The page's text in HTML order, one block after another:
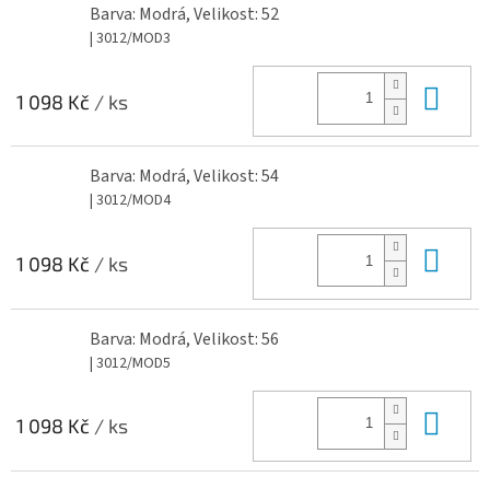
Barva: Modrá, Velikost: 52
| 3012/MOD3
1 098 Kč / ks
Barva: Modrá, Velikost: 54
| 3012/MOD4
1 098 Kč / ks
Barva: Modrá, Velikost: 56
| 3012/MOD5
1 098 Kč / ks